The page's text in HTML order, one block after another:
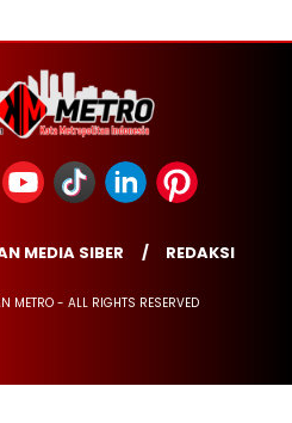
MEDIA SIBER REDAKSI
METRO - ALL RIGHTS RESERVED